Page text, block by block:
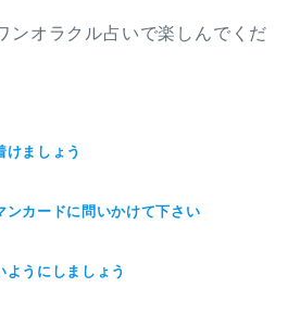
ンオラクル占いで楽しんでくだ
けましょう
ンカードに問いかけて下さい
ようにしましょう